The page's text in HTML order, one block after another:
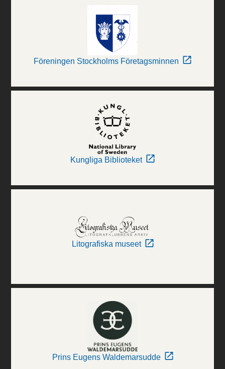
Föreningen Stockholms Företagsminnen
Kungliga Biblioteket
Litografiska museet
Prins Eugens Waldemarsudde